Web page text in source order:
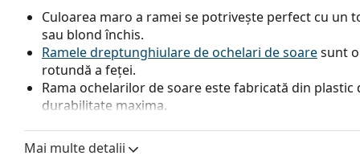
Culoarea maro a ramei se potrivește perfect cu un
sau blond închis.
Ramele dreptunghiulare de ochelari de soaresunt
rotundă a feței.
Rama ochelarilor de soare este fabricată din
durabilitate maxima.
Lentile ochelari de soare
Mai multe detalii